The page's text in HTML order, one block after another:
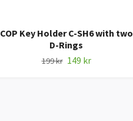
COP Key Holder C-SH6 with two
D-Rings
199 kr 149 kr